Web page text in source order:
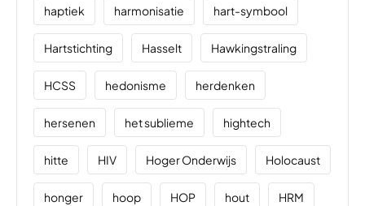
haptiek harmonisatie hart-symbool
Hartstichting Hasselt Hawkingstraling
HCSS hedonisme herdenken
hersenen het sublieme hightech
hitte HIV Hoger Onderwijs Holocaust
honger hoop HOP hout HRM